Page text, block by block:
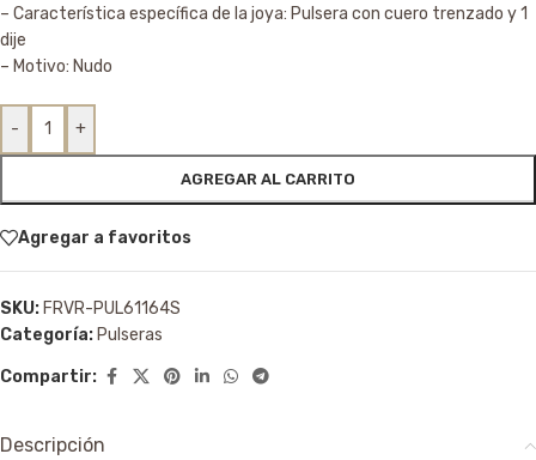
– Característica específica de la joya: Pulsera con cuero trenzado y 1
dije
– Motivo: Nudo
- +
AGREGAR AL CARRITO
Agregar a favoritos
SKU: FRVR-PUL61164S
Categoría: Pulseras
Compartir:
Descripción